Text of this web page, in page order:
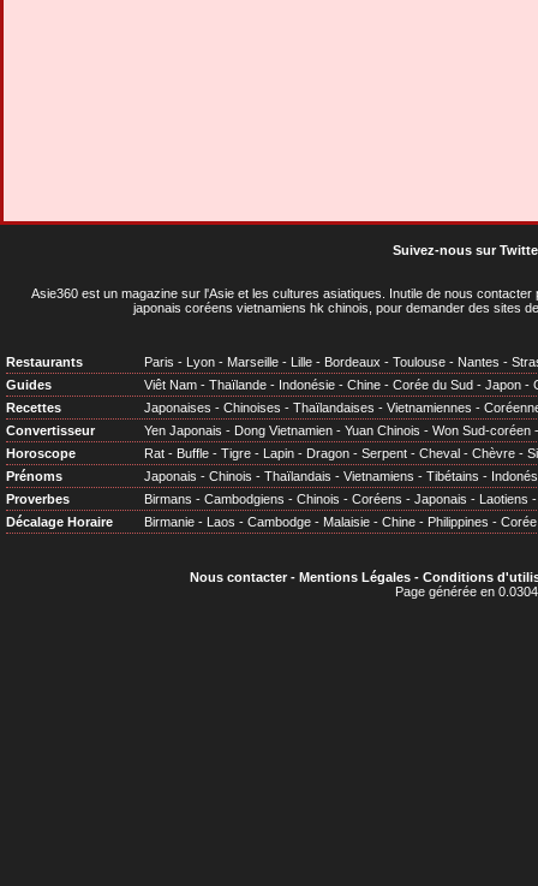
Suivez-nous sur
Asie360 est un magazine sur l'Asie et les cultures asiatiques . Inutile de nous
japonais coréens vietnamiens hk chinois, pour demander des sites
Restaurants Paris - Lyon - Marseille - Lille - Bordeaux - Toulouse - Nantes -
Guides
Viêt Nam - Thaïlande - Indonésie - Chine - Corée du Sud - Japon -
Recettes
Japonaises - Chinoises - Thaïlandaises - Vietnamiennes -
Convertisseur
Yen Japonais - Dong Vietnamien - Yuan Chinois - Won Sud-coréen
Horoscope
Rat - Buffle - Tigre - Lapin - Dragon - Serpent - Cheval - Chèvre -
Prénoms
Japonais - Chinois - Thaïlandais - Vietnamiens - Tibétains -
Proverbes
Birmans - Cambodgiens - Chinois - Coréens - Japonais - Laotiens
Décalage Horaire
Birmanie - Laos - Cambodge - Malaisie - Chine - Philippines - Corée
Nous contacter- Mentions Légales- Conditions
Page générée en